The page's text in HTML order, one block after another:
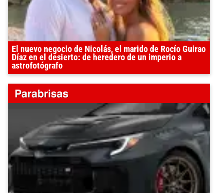
El nuevo negocio de Nicolás, el marido de Rocío Guirao
Díaz en el desierto: de heredero de un imperio a
astrofotógrafo